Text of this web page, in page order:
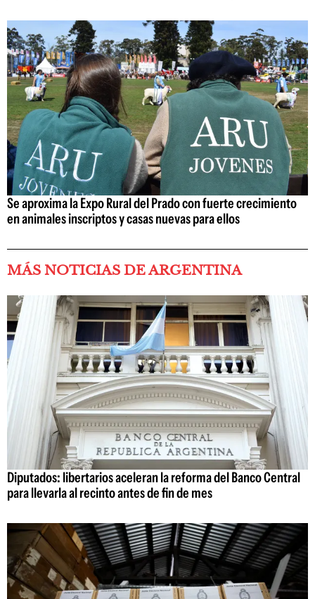
Se aproxima la Expo Rural del Prado con fuerte crecimiento
en animales inscriptos y casas nuevas para ellos
MÁS NOTICIAS DE ARGENTINA
Diputados: libertarios aceleran la reforma del Banco Central
para llevarla al recinto antes de fin de mes